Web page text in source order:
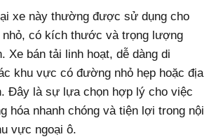
xe này thường được sử dụng cho
nhỏ, có kích thước và trọng lượng
Xe bán tải linh hoạt, dễ dàng di
khu vực có đường nhỏ hẹp hoặc địa
Đây là sự lựa chọn hợp lý cho việc
hóa nhanh chóng và tiện lợi trong nội
vực ngoại ô.